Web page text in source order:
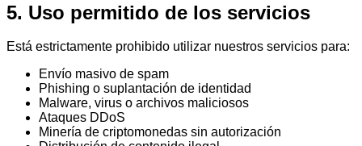
5. Uso permitido de los servicios
Está estrictamente prohibido utilizar nuestros servicios para:
Envío masivo de spam
Phishing o suplantación de identidad
Malware, virus o archivos maliciosos
Ataques DDoS
Minería de criptomonedas sin autorización